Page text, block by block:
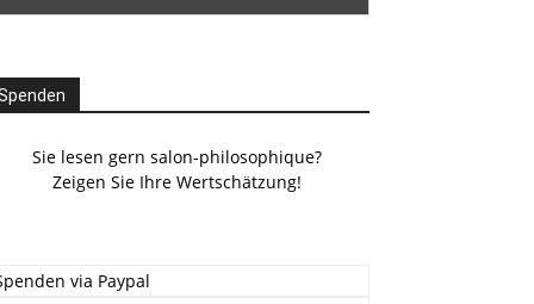
Sie lesen gern salon-philosophique?
Zeigen Sie Ihre Wertschätzung!
via Paypal